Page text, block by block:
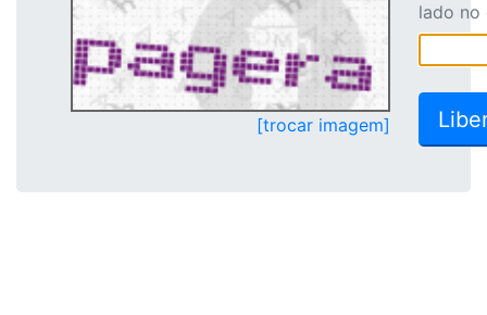
[trocar imagem]
lado no